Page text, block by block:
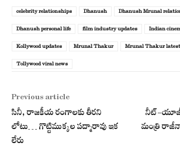
celebrity relationships Dhanush Dhanush Mrunal
Dhanush personal life film industry updates Indian
Kollywood updates Mrunal Thakur Mrunal Thakur
Tollywood viral news
Previous article
సినీ, రాజకీయ రంగాలకు తీరని
లోటు… గొట్టిముక్కల పద్మారావు ఇక
లేరు
నీట్-యూజీ
మంత్రి